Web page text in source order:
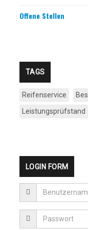
Offene Stellen
TAGS
Reifenservice
Leistungsprüfstand
LOGIN FORM